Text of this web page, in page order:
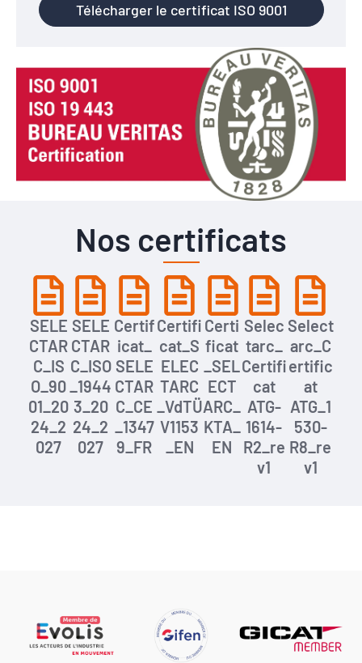
Télécharger le certificat ISO 9001
Nos certificats
SELE
CTAR
C_IS
O_90
01_20
24_2
027
SELE
CTAR
C_ISO
_1944
3_20
24_2
027
Certif
icat_
SELE
CTAR
C_CE
_1347
9_FR
Certifi
cat_S
ELEC
TARC
_VdTÜ
V1153
_EN
Certi
ficat
_SEL
ECT
ARC_
KTA_
EN
Selec
tarc_
Certifi
cat
ATG-
1614-
R2_re
v1
Select
arc_C
ertific
at
ATG_1
530-
R8_re
v1